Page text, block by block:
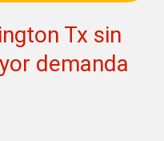
Tx sin
demanda